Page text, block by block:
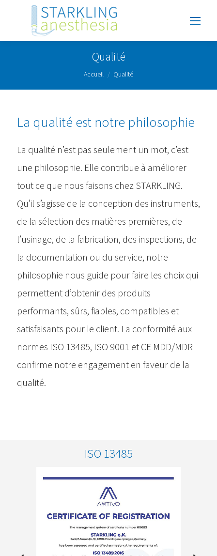
Qualité
Vous êtes ici :
Accueil Qualité
La qualité est notre philosophie
La qualité n’est pas seulement un mot, c’est
une philosophie. Elle contribue à améliorer
tout ce que nous faisons chez STARKLING.
Qu’il s’agisse de la conception des instruments,
de la sélection des matières premières, de
l’usinage, de la fabrication, des inspections, de
la documentation ou du service, notre
philosophie nous guide pour faire les choix qui
permettent d’obtenir des produits
performants, sûrs, fiables, compatibles et
satisfaisants pour le client. La conformité aux
normes ISO 13485, ISO 9001 et CE MDD/MDR
confirme notre engagement en faveur de la
qualité.
ISO 13485